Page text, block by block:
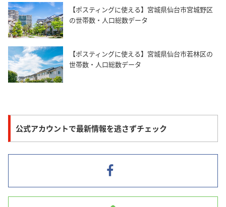
【ポスティングに使える】宮城県仙台市宮城野区
の世帯数・人口総数データ
【ポスティングに使える】宮城県仙台市若林区の
世帯数・人口総数データ
公式アカウントで最新情報を逃さずチェック